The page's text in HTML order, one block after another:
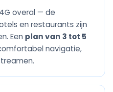
overal — de
en restaurants zijn
Een plan van 3 tot 5
navigatie,